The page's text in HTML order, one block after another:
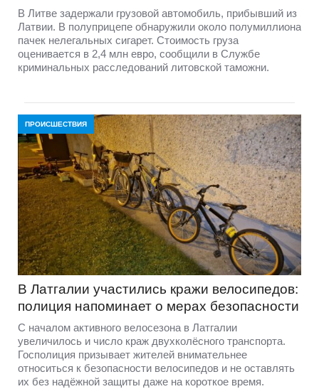
В Литве задержали грузовой автомобиль, прибывший из
Латвии. В полуприцепе обнаружили около полумиллиона
пачек нелегальных сигарет. Стоимость груза
оценивается в 2,4 млн евро, сообщили в Службе
криминальных расследований литовской таможни.
ПРОИСШЕСТВИЯ
В Латгалии участились кражи велосипедов:
полиция напоминает о мерах безопасности
С началом активного велосезона в Латгалии
увеличилось и число краж двухколёсного транспорта.
Госполиция призывает жителей внимательнее
относиться к безопасности велосипедов и не оставлять
их без надёжной защиты даже на короткое время.